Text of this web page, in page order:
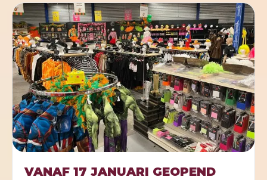
VANAF 17 JANUARI GEOPEND